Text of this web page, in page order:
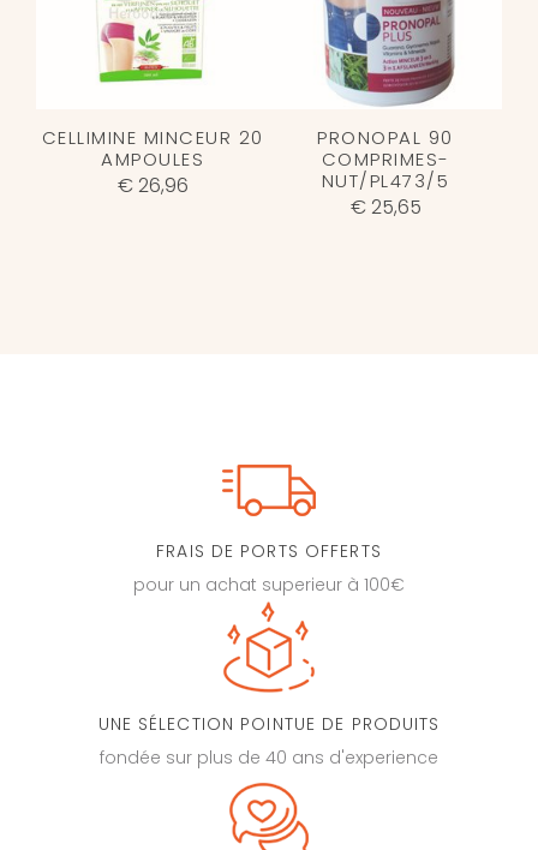
CELLIMINE MINCEUR 20
AMPOULES
€ 26,96
PRONOPAL 90
COMPRIMES-
NUT/PL473/5
€ 25,65
FRAIS DE PORTS OFFERTS
pour un achat superieur à 100€
UNE SÉLECTION POINTUE DE PRODUITS
fondée sur plus de 40 ans d'experience